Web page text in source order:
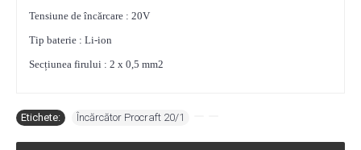
Tensiune de încărcare : 20V
Tip baterie : Li-ion
Secțiunea firului : 2 x 0,5 mm2
Etichete: Încărcător Procraft 20/1